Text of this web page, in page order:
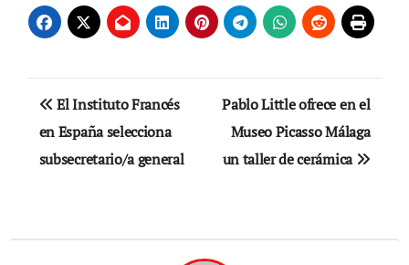
Navegación
de
entradas
El Instituto Francés
en España selecciona
subsecretario/a general
Pablo Little ofrece en el
Museo Picasso Málaga
un taller de cerámica